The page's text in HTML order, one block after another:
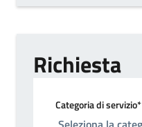
Richiesta
Categoria di servizio*